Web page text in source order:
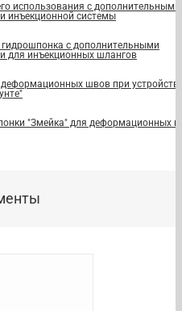
использования с дополнительными
инъекционной системы
с дополнительными
для инъекционных шлангов
швов при
"Змейка" для деформационных и